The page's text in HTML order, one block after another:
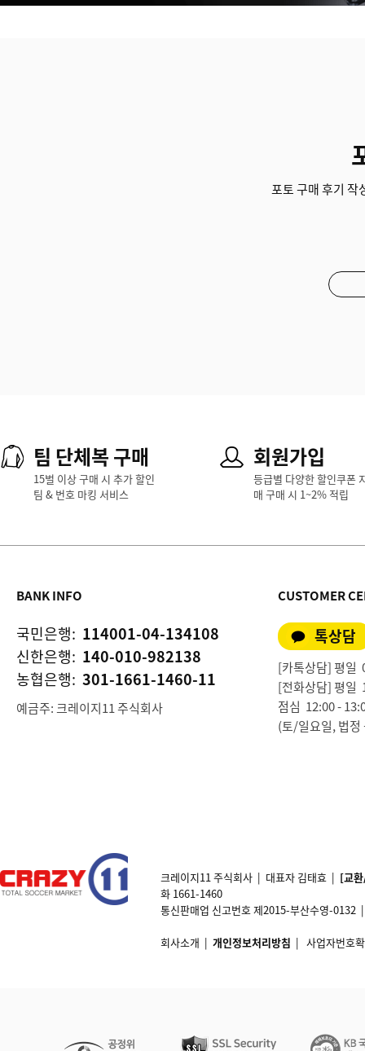
포토 구매 후기 작
팀 단체복 구매
15벌 이상 구매 시 추가 할인
팀 & 번호 마킹 서비스
회원가입
등급별 다양한 할인쿠폰
매 구매 시 1~2% 적립
BANK INFO
국민은행: 114001-04-134108
신한은행: 140-010-982138
농협은행: 301-1661-1460-11
예금주: 크레이지11 주식회사
CUSTOMER
톡상담
[카톡상담] 평일
[전화상담] 평일
점심 12:00 -
(토/일요일, 법정
크레이지11 주식회사 | 대표자 김태효 | [교
화 1661-1460
통신판매업 신고번호 제2015-부산수영-
회사소개 | 개인정보처리방침 | 사업자번호